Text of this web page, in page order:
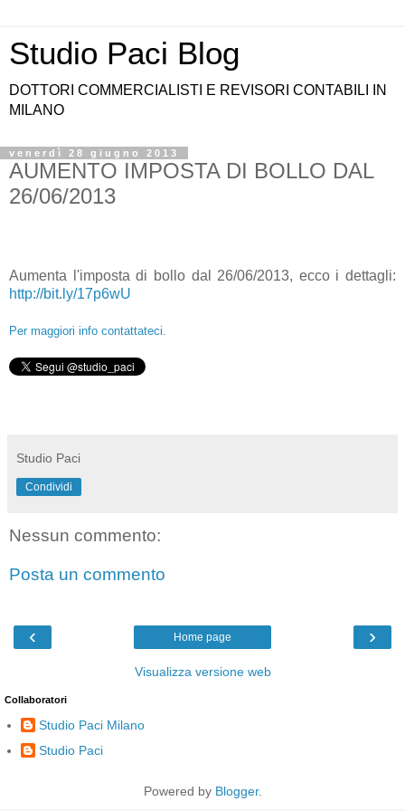
Studio Paci Blog
DOTTORI COMMERCIALISTI E REVISORI CONTABILI IN
MILANO
venerdì 28 giugno 2013
AUMENTO IMPOSTA DI BOLLO DAL
26/06/2013
Aumenta l'imposta di bollo dal 26/06/2013, ecco i dettagli:
http://bit.ly/17p6wU
Per maggiori info contattateci.
Studio Paci
Condividi
Nessun commento:
Posta un commento
‹ ›
Home page
Visualizza versione web
Collaboratori
Studio Paci Milano
Studio Paci
Powered by Blogger.